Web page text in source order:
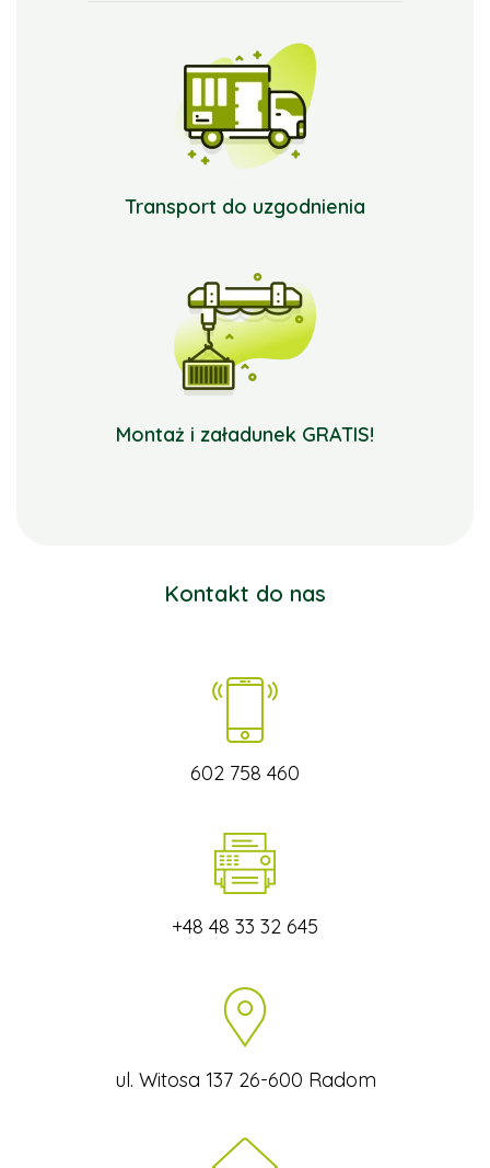
Transport do uzgodnienia
Montaż i załadunek GRATIS!
Kontakt do nas
602 758 460
+48 48 33 32 645
ul. Witosa 137 26-600 Radom